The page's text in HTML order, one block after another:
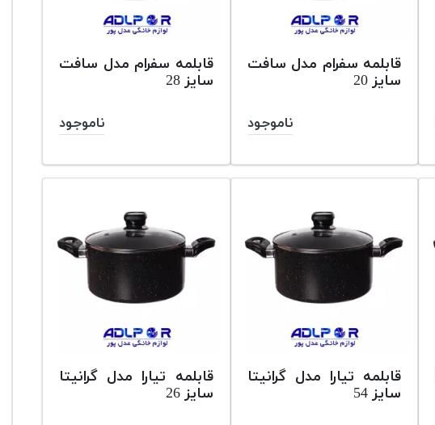
قابلمه سفرام مدل سافت
سایز 20
ناموجود
قابلمه سفرام مدل سافت
سایز 28
ناموجود
قابلمه تیارا مدل گرانیتا
سایز 54
قابلمه تیارا مدل گرانیتا
سایز 26